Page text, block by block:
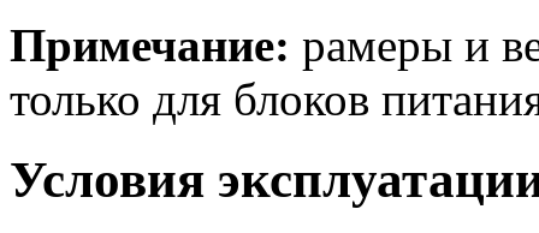
Примечание: рамеры и
только для блоков
Условия